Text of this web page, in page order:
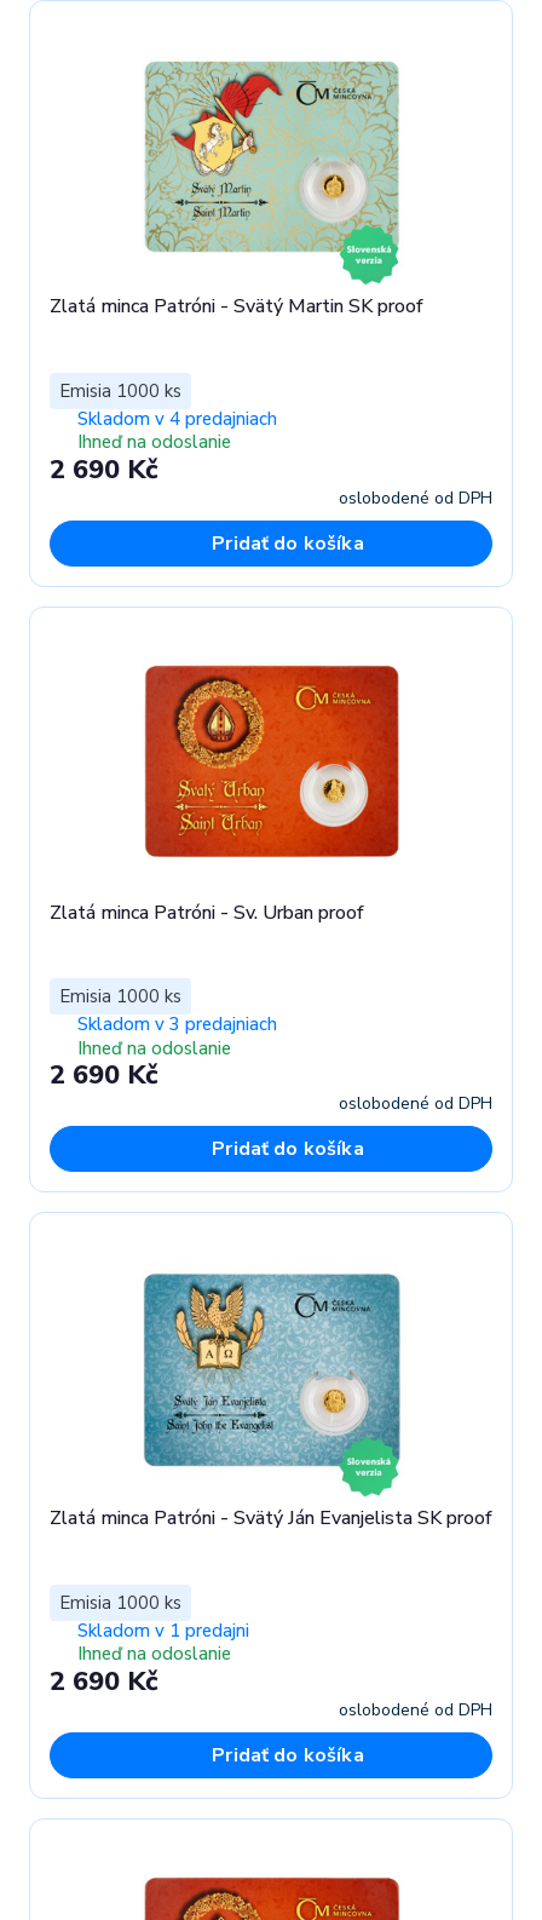
Zlatá minca Patróni - Svätý Martin SK proof
Emisia 1000 ks
Skladom v 4 predajniach
Ihneď na odoslanie
2 690 Kč
oslobodené od DPH
Pridať do košíka
Zlatá minca Patróni - Sv. Urban proof
Emisia 1000 ks
Skladom v 3 predajniach
Ihneď na odoslanie
2 690 Kč
oslobodené od DPH
Pridať do košíka
Zlatá minca Patróni - Svätý Ján Evanjelista SK proof
Emisia 1000 ks
Skladom v 1 predajni
Ihneď na odoslanie
2 690 Kč
oslobodené od DPH
Pridať do košíka